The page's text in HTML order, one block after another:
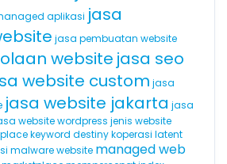
aplikasi jasa
jasa pembuatan website
website jasa seo
website custom jasa
jasa website jakarta jasa
website wordpress jenis website
keyword destinykoperasi latent
malware website managed web